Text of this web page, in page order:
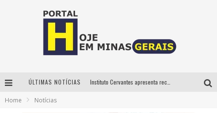
ÚLTIMAS NOTÍCIAS
Home Notícias